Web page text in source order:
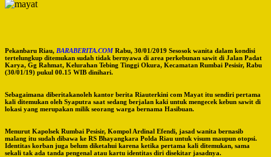
Pekanbaru Riau, BARABERITA.COM Rabu, 30/01/2019 Sesosok wanita dalam kondisi
tertelungkup ditemukan sudah tidak bernyawa di area perkebunan sawit di Jalan Padat
Karya, Gg Rahmat, Kelurahan Tebing Tinggi Okura, Kecamatan Rumbai Pesisir, Rabu
(30/01/19) pukul 00.15 WIB dinihari.
Sebagaimana diberitakanoleh kantor berita Riauterkini com Mayat itu sendiri pertama
kali ditemukan oleh Syaputra saat sedang berjalan kaki untuk mengecek kebun sawit di
lokasi yang merupakan milik seorang warga bernama Hasibuan.
Menurut Kapolsek Rumbai Pesisir, Kompol Ardinal Efendi, jasad wanita bernasib
malang itu sudah dibawa ke RS Bhayangkara Polda Riau untuk visum maupun otopsi.
Identitas korban juga belum diketahui karena ketika pertama kali ditemukan, sama
sekali tak ada tanda pengenal atau kartu identitas diri disekitar jasadnya.